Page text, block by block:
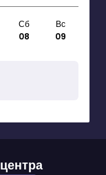
Сб
08
Вс
09